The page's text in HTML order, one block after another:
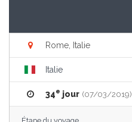
Rome, Italie
Italie
34e jour (07/03/2019)